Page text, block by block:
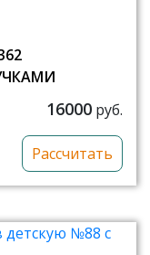
16000 руб.
Рассчитать